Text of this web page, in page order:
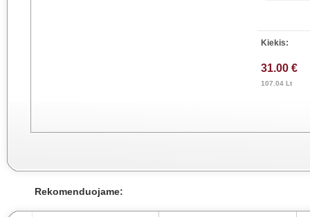
Kiekis:
31.00 €
107.04 Lt
Rekomenduojame: